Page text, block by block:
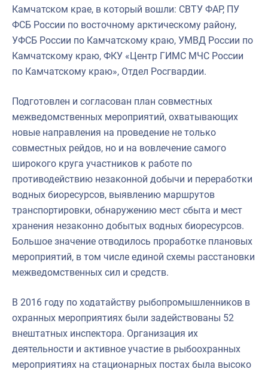
Камчатском крае, в который вошли: СВТУ ФАР, ПУ
ФСБ России по восточному арктическому району,
УФСБ России по Камчатскому краю, УМВД России по
Камчатскому краю, ФКУ «Центр ГИМС МЧС России
по Камчатскому краю», Отдел Росгвардии.
Подготовлен и согласован план совместных
межведомственных мероприятий, охватывающих
новые направления на проведение не только
совместных рейдов, но и на вовлечение самого
широкого круга участников к работе по
противодействию незаконной добычи и переработки
водных биоресурсов, выявлению маршрутов
транспортировки, обнаружению мест сбыта и мест
хранения незаконно добытых водных биоресурсов.
Большое значение отводилось проработке плановых
мероприятий, в том числе единой схемы расстановки
межведомственных сил и средств.
В 2016 году по ходатайству рыбопромышленников в
охранных мероприятиях были задействованы 52
внештатных инспектора. Организация их
деятельности и активное участие в рыбоохранных
мероприятиях на стационарных постах была высоко